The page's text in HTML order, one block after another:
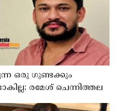
ഒരു ഗുണ്ടക്കും
രമേശ് ചെന്നിത്തല